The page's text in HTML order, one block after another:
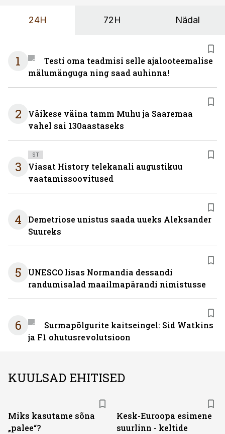
24H 72H Nädal
1
Testi oma teadmisi selle ajalooteemalise
mälumänguga ning saad auhinna!
2
Väikese väina tamm Muhu ja Saaremaa
vahel sai 130aastaseks
3
ST
Viasat History telekanali augustikuu
vaatamissoovitused
4
Demetriose unistus saada uueks Aleksander
Suureks
5
UNESCO lisas Normandia dessandi
randumisalad maailmapärandi nimistusse
6
Surmapõlgurite kaitseingel: Sid Watkins
ja F1 ohutusrevolutsioon
KUULSAD EHITISED
Miks kasutame sõna
„palee“?
Kesk-Euroopa esimene
suurlinn - keltide